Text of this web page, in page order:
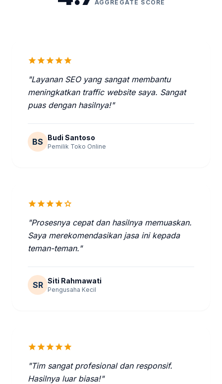
AGGREGATE SCORE
starstarstarstarstar
"Layanan SEO yang sangat membantu
meningkatkan traffic website saya. Sangat
puas dengan hasilnya!"
BS Budi Santoso
Pemilik Toko Online
starstarstarstarstar
"Prosesnya cepat dan hasilnya memuaskan.
Saya merekomendasikan jasa ini kepada
teman-teman."
SR Siti Rahmawati
Pengusaha Kecil
starstarstarstarstar
"Tim sangat profesional dan responsif.
Hasilnya luar biasa!"